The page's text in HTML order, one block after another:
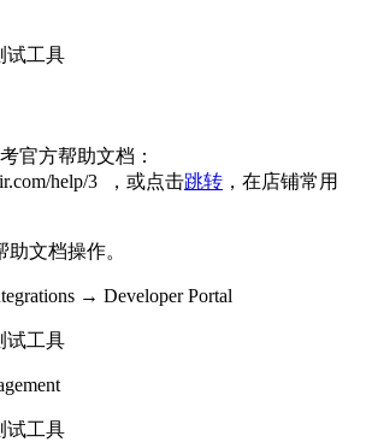
官方帮助文档：
help/3 ，或点击跳转 ，在店铺常用
文档操作。
→ Developer Portal